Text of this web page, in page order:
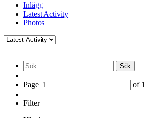
Inlägg
Latest Activity
Photos
Sök
Page of 1
Filter